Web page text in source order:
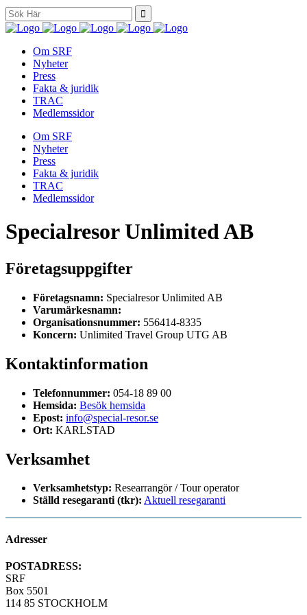
Search
for:
Om SRF
Nyheter
Press
Fakta & juridik
TRAC
Medlemssidor
Om SRF
Nyheter
Press
Fakta & juridik
TRAC
Medlemssidor
Specialresor Unlimited AB
Företagsuppgifter
Företagsnamn: Specialresor Unlimited AB
Varumärkesnamn:
Organisationsnummer: 556414-8335
Koncern: Unlimited Travel Group UTG AB
Kontaktinformation
Telefonnummer: 054-18 89 00
Hemsida: Besök hemsida
Epost: info@special-resor.se
Ort: KARLSTAD
Verksamhet
Verksamhetstyp: Researrangör / Tour operator
Ställd resegaranti (tkr): Aktuell resegaranti
Adresser
POSTADRESS:
SRF
Box 5501
114 85 STOCKHOLM